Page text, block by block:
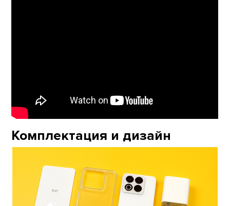
Комплектация и дизайн